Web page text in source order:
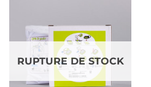
RUPTURE DE STOCK